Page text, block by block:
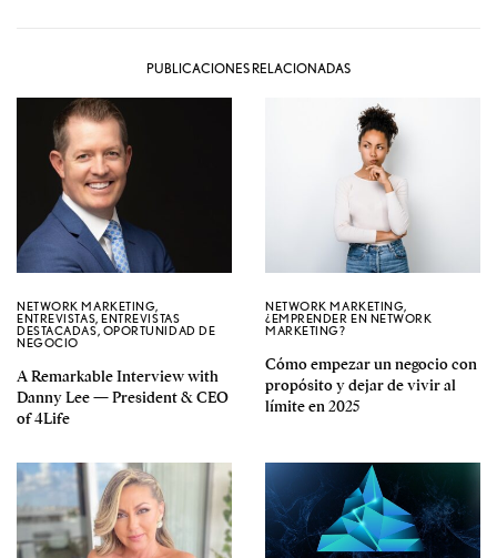
PUBLICACIONES RELACIONADAS
NETWORK MARKETING,
ENTREVISTAS,ENTREVISTAS
DESTACADAS, OPORTUNIDAD DE
NEGOCIO
A Remarkable Interview with
Danny Lee — President & CEO
of 4Life
NETWORK MARKETING,
¿EMPRENDER EN NETWORK
MARKETING?
Cómo empezar un negocio con
propósito y dejar de vivir al
límite en 2025